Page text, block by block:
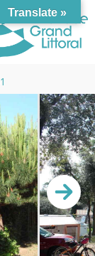
Translate »